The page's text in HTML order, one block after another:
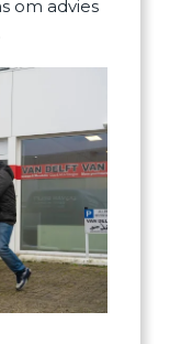
om advies